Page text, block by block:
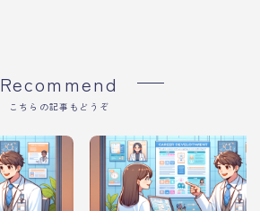
Recommend
こちらの記事もどうぞ